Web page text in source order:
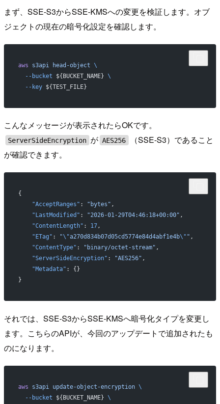
まず、SSE-S3からSSE-KMSへの変更を検証します。オブ
ジェクトの現在の暗号化設定を確認します。
aws s3api head-object \
  --bucket
${BUCKET_NAME} \
  --key
${TEST_FILE}
こんなメッセージが表示されたらOKです。
ServerSideEncryption が AES256
（SSE-S3）であること
が確認できます。
{
    "AcceptRanges"
: "bytes" ,
    "LastModified"
: "2026-01-29T04:46:18+00:00" ,
    "ContentLength"
: 17,
    "ETag"
: "\"a270d834b07d05cd5774e84d4abf1e4b\" " ,
    "ContentType"
: "binary/octet-stream" ,
    "ServerSideEncryption"
: "AES256" ,
    "Metadata"
: {}
}
それでは、SSE-S3からSSE-KMSへ暗号化タイプを変更し
ます。こちらのAPIが、今回のアップデートで追加されたも
のになります。
aws s3api update-object-encryption \
  --bucket
${BUCKET_NAME} \